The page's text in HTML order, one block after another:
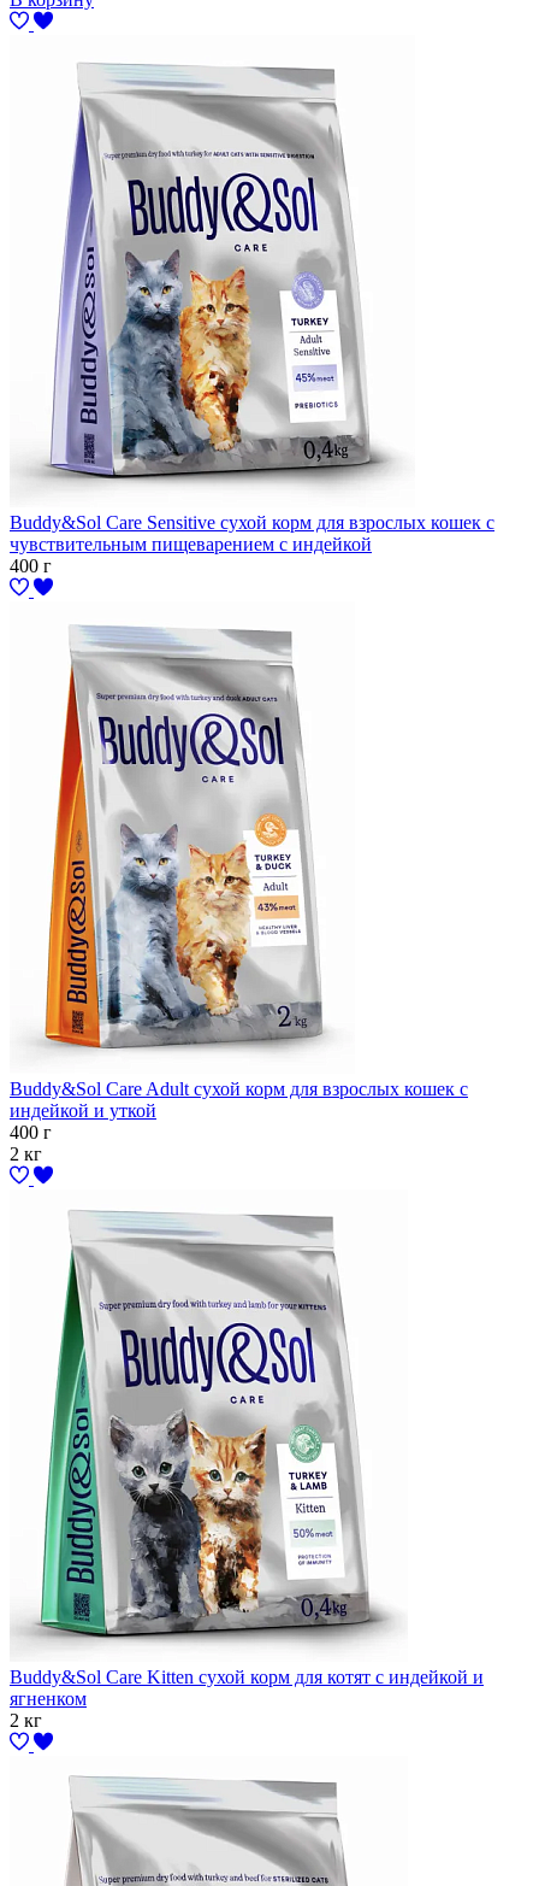
Buddy&Sol Care Sensitive сухой корм для взрослых кошек с
чувствительным пищеварением с индейкой
400 г
Buddy&Sol Care Adult сухой корм для взрослых кошек с
индейкой и уткой
400 г
2 кг
Buddy&Sol Care Kitten сухой корм для котят с индейкой и
ягненком
2 кг